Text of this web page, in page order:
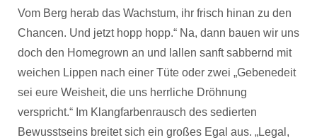
Vom Berg herab das Wachstum, ihr frisch hinan zu den
Chancen. Und jetzt hopp hopp.“ Na, dann bauen wir uns
doch den Homegrown an und lallen sanft sabbernd mit
weichen Lippen nach einer Tüte oder zwei „Gebenedeit
sei eure Weisheit, die uns herrliche Dröhnung
verspricht.“ Im Klangfarbenrausch des sedierten
Bewusstseins breitet sich ein großes Egal aus. „Legal,